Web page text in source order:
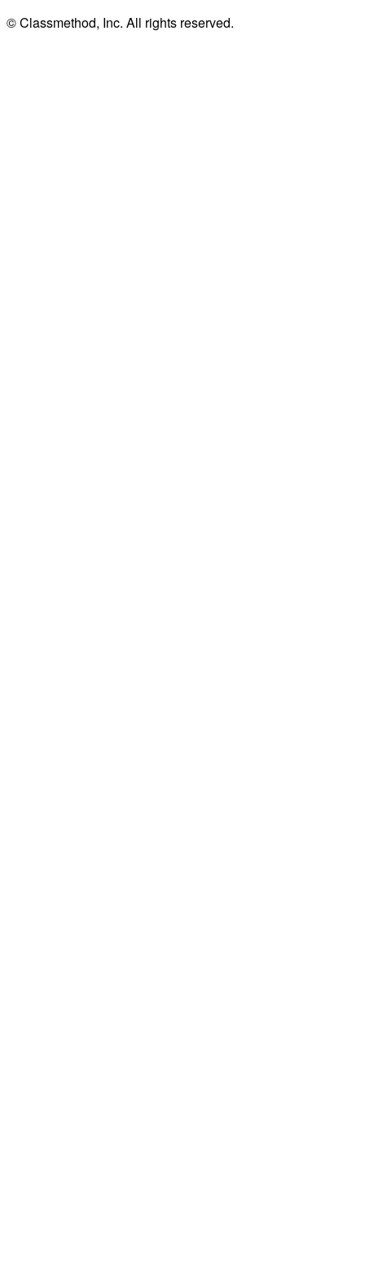
© Classmethod, Inc. All rights reserved.